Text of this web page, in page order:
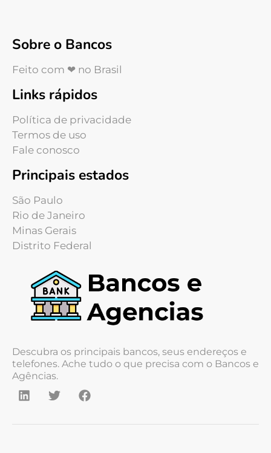
Sobre o Bancos
Feito com ❤ no Brasil
Links rápidos
Política de privacidade
Termos de uso
Fale conosco
Principais estados
São Paulo
Rio de Janeiro
Minas Gerais
Distrito Federal
Descubra os principais bancos, seus endereços e
telefones. Ache tudo o que precisa com o Bancos e
Agências.